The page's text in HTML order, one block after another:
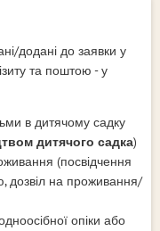
додані до заявки у
та поштою - у
в дитячому садку
дитячого садка)
(посвідчення
дозвіл на проживання/
опіки або